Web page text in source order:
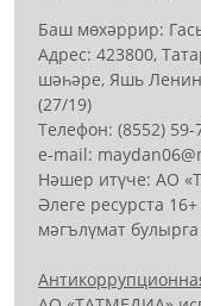
Баш мөхәррир:
Адрес: 423800,
шәһәре, Яшь
(27/19)
Телефон: (8552) 59-
е-mail:
Нәшер итүче: АО
Әлеге ресурста
мәгълүмат